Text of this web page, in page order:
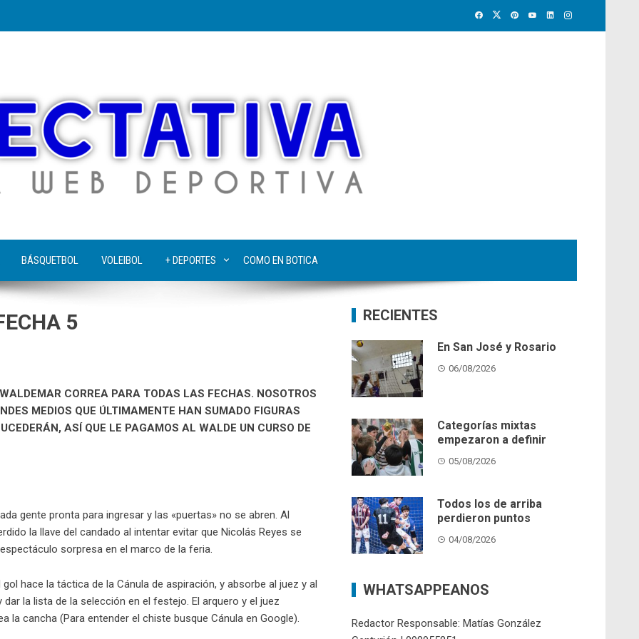
BÁSQUETBOL VOLEIBOL + DEPORTES COMO EN BOTICA
5
CORREA PARA TODAS LAS FECHAS. NOSOTROS
MEDIOS QUE ÚLTIMAMENTE HAN SUMADO FIGURAS
ASÍ QUE LE PAGAMOS AL WALDE UN CURSO DE
gente pronta para ingresar y las «puertas» no se abren. Al
la llave del candado al intentar evitar que Nicolás Reyes se
sorpresa en el marco de la feria.
hace la táctica de la Cánula de aspiración, y absorbe al juez y al
la lista de la selección en el festejo. El arquero y el juez
la cancha (Para entender el chiste busque Cánula en Google).
RECIENTES
En San José y Rosario
06/08/2026
Categorías mixtas
empezaron a definir
05/08/2026
Todos los de arriba
perdieron puntos
04/08/2026
WHATSAPPEANOS
Redactor Responsable: Matías González